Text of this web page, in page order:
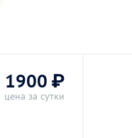
1900 ₽
цена за сутки